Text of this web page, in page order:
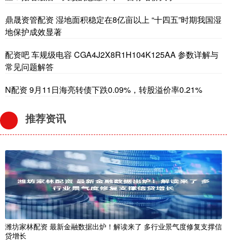
鼎晟资管配资 湿地面积稳定在8亿亩以上 “十四五”时期我国湿
地保护成效显著
配资吧 车规级电容 CGA4J2X8R1H104K125AA 参数详解与
常见问题解答
N配资 9月11日海亮转债下跌0.09%，转股溢价率0.21%
推荐资讯
潍坊家林配资 最新金融数据出炉！解读来了 多行业景气度修复支撑信
贷增长